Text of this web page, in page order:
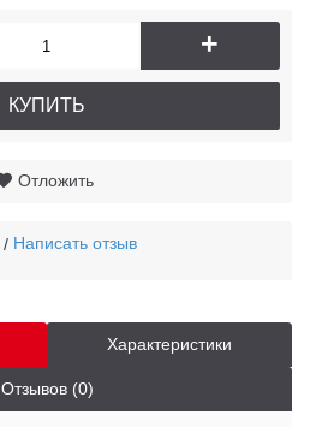
+
КУПИТЬ
Отложить
/ Написать отзыв
Характеристики
Отзывов (0)